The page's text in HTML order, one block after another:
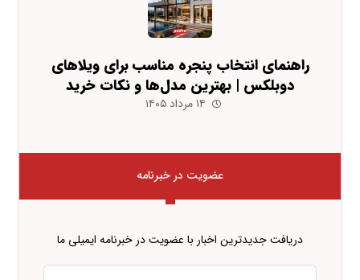
راهنمای انتخاب پنجره مناسب برای ویلاهای
دوبلکس | بهترین مدل‌ها و نکات خرید
۱۴ مرداد ۱۴۰۵
عضویت در خبرنامه
دریافت جدیدترین اخبار با عضویت در خبرنامه ایمیلی ما